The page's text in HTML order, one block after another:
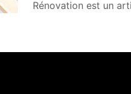
Rénovation est un